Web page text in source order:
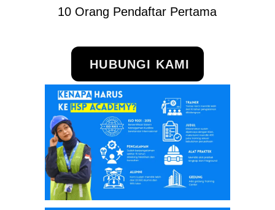
10 Orang Pendaftar Pertama
HUBUNGI KAMI